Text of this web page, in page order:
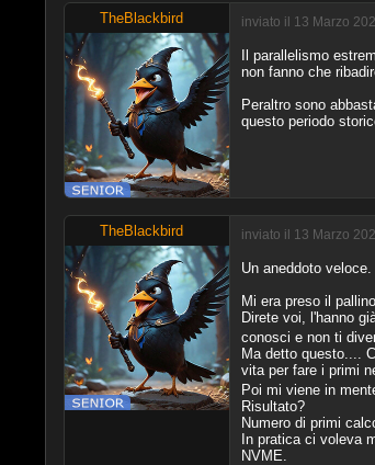
TheBlackbird inviato il 13 Marzo
Il parallelismo
non fanno che
Peraltro sono
questo periodo
TheBlackbird inviato il 13 Marzo
Un aneddoto veloce.
Mi era preso il
Direte voi, l'hanno
conosci e non ti
Ma detto questo....
vita per fare i primi
Poi mi viene in
Risultato?
Numero di primi
In pratica ci voleva
NVME.